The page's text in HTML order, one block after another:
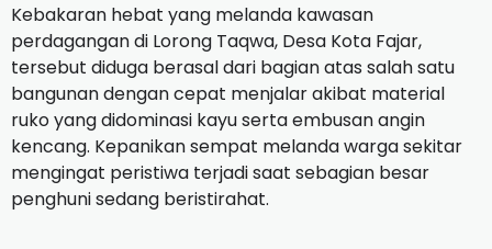
Kebakaran hebat yang melanda kawasan
perdagangan di Lorong Taqwa, Desa Kota Fajar,
tersebut diduga berasal dari bagian atas salah satu
bangunan dengan cepat menjalar akibat material
ruko yang didominasi kayu serta embusan angin
kencang. Kepanikan sempat melanda warga sekitar
mengingat peristiwa terjadi saat sebagian besar
penghuni sedang beristirahat.